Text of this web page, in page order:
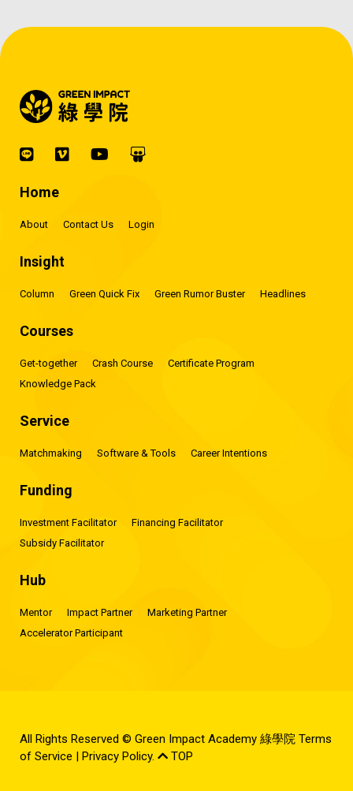
Home
About Contact Us Login
Insight
Column Green Quick Fix Green Rumor Buster Headlines
Courses
Get-together Crash Course
Certificate Program
Knowledge Pack
Service
Matchmaking Software & Tools Career Intentions
Funding
Investment Facilitator
Financing Facilitator
Subsidy Facilitator
Hub
Mentor Impact Partner
Marketing Partner
Accelerator Participant
All Rights Reserved © Green Impact Academy 綠學院 Terms
of Service | Privacy Policy. TOP